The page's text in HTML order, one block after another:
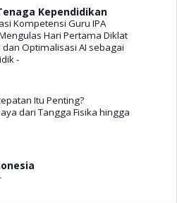
2019
Kependidikan
Kompetensi Guru IPA
Hari Pertama Diklat
dan Optimalisasi AI sebagai
-
Itu Penting?
dari Tangga Fisika hingga